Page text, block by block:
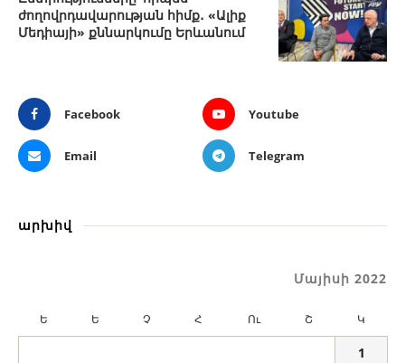
ժողովրդավարության հիմք․ «Ալիք
Մեդիայի» քննարկումը Երևանում
Facebook Youtube
Email Telegram
արխիվ
Մայիսի 2022
Ե Ե Չ Հ Ու Շ Կ
1